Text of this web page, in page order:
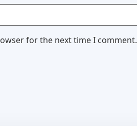
for the next time I comment.